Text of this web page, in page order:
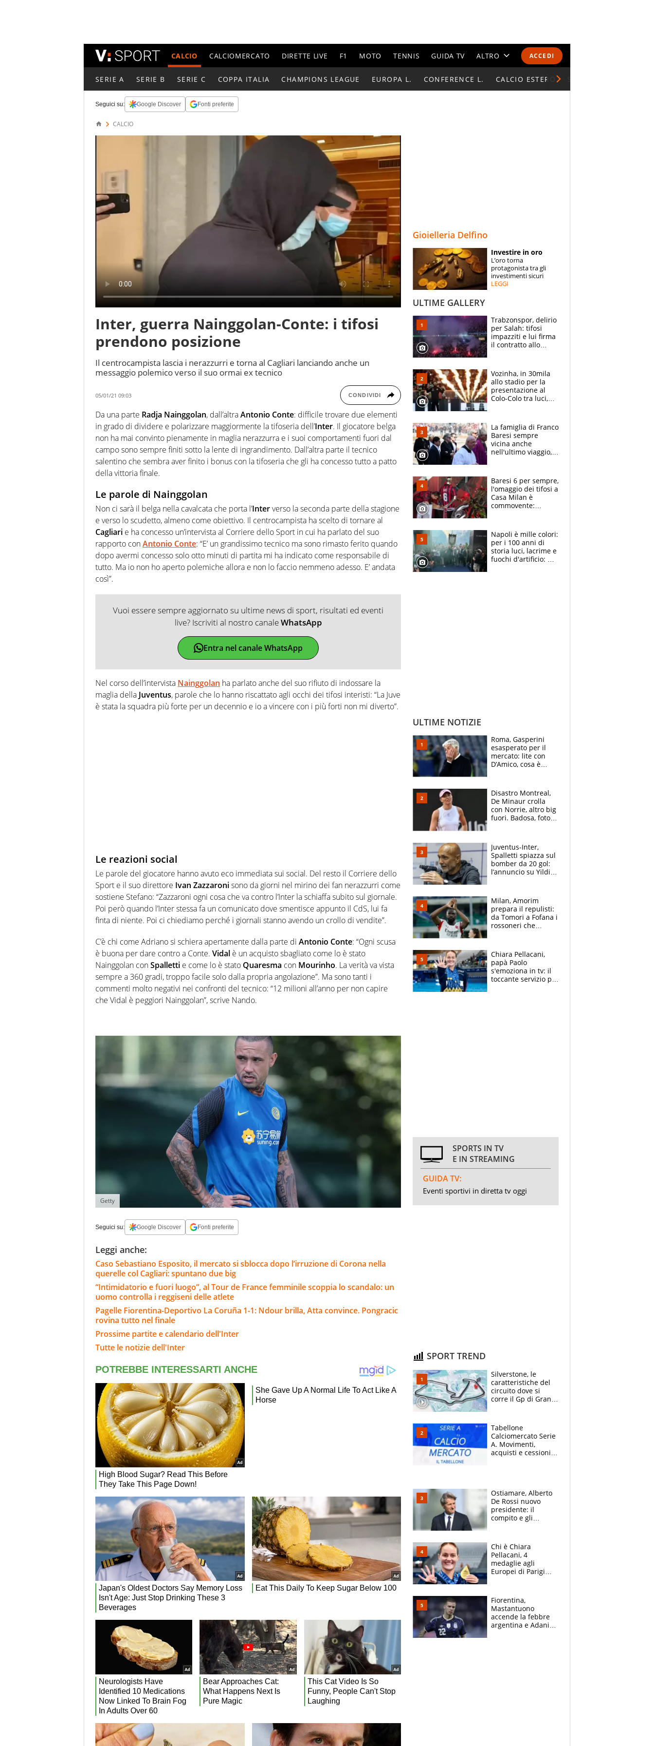
ACCEDI
CALCIO CALCIOMERCATO DIRETTE LIVE F1 MOTO TENNIS GUIDA TV ALTRO
CALENDARI E CLASSIFICHE
ESPERTI
CONTATTI
SERIE A SERIE B SERIE C COPPA ITALIA CHAMPIONS LEAGUE EUROPA L. CONFERENCE L. CALCIO ESTERO
Seguici su: Google Discover Fonti preferite
CALCIO
Inter, guerra Nainggolan-Conte: i tifosi
prendono posizione
Il centrocampista lascia i nerazzurri e torna al Cagliari lanciando anche un
messaggio polemico verso il suo ormai ex tecnico
05/01/21 09:03 CONDIVIDI
Da una parte Radja Nainggolan, dall’altraAntonio Conte: difficile trovare due elementi
in grado di dividere e polarizzare maggiormente la tifoseria dell’Inter. Il giocatore belga
non ha mai convinto pienamente in maglia nerazzurra e i suoi comportamenti fuori dal
campo sono sempre finiti sotto la lente di ingrandimento. Dall’altra parte il tecnico
salentino che sembra aver finito i bonus con la tifoseria che gli ha concesso tutto a patto
della vittoria finale.
Le parole di Nainggolan
Non ci sarà il belga nella cavalcata che porta l’Interverso la seconda parte della stagione
e verso lo scudetto, almeno come obiettivo. Il centrocampista ha scelto di tornare al
Cagliari e ha concesso un’intervista al Corriere dello Sport in cui ha parlato del suo
rapporto conAntonio Conte: “E’ un grandissimo tecnico ma sono rimasto ferito quando
dopo avermi concesso solo otto minuti di partita mi ha indicato come responsabile di
tutto. Ma io non ho aperto polemiche allora e non lo faccio nemmeno adesso. E’ andata
così”.
Vuoi essere sempre aggiornato su ultime news di sport, risultati ed eventi
live? Iscriviti al nostro canaleWhatsApp
Entra nel canale WhatsApp
Nel corso dell’intervista Nainggolan ha parlato anche del suo rifiuto di indossare la
maglia della Juventus, parole che lo hanno riscattato agli occhi dei tifosi interisti: “La Juve
è stata la squadra più forte per un decennio e io a vincere con i più forti non mi diverto”.
Le reazioni social
Le parole del giocatore hanno avuto eco immediata sui social. Del resto il Corriere dello
Sport e il suo direttore Ivan Zazzaronisono da giorni nel mirino dei fan nerazzurri come
sostiene Stefano: “Zazzaroni ogni cosa che va contro l’Inter la schiaffa subito sul giornale.
Poi però quando l’Inter stessa fa un comunicato dove smentisce appunto il CdS, lui fa
finta di niente. Poi ci chiediamo perché i giornali stanno avendo un crollo di vendite”.
C’è chi come Adriano si schiera apertamente dalla parte di Antonio Conte: “Ogni scusa
è buona per dare contro a Conte. Vidal è un acquisto sbagliato come lo è stato
Nainggolan conSpalletti e come lo è stato Quaresma con Mourinho. La verità va vista
sempre a 360 gradi, troppo facile solo dalla propria angolazione”. Ma sono tanti i
commenti molto negativi nei confronti del tecnico: “12 milioni all’anno per non capire
che Vidal è peggiori Nainggolan”, scrive Nando.
Getty
Seguici su: Google Discover Fonti preferite
Leggi anche:
Caso Sebastiano Esposito, il mercato si sblocca dopo l’irruzione di Corona nella
querelle col Cagliari: spuntano due big
“Intimidatorio e fuori luogo”, al Tour de France femminile scoppia lo scandalo: un
uomo controlla i reggiseni delle atlete
Pagelle Fiorentina-Deportivo La Coruña 1-1: Ndour brilla, Atta convince. Pongracic
rovina tutto nel finale
Prossime partite e calendario dell'Inter
Tutte le notizie dell'Inter
Gioielleria Delfino
Investire in oro
L’oro torna
protagonista tra gli
investimenti sicuri
LEGGI
ULTIME GALLERY
Trabzonspor, delirio
per Salah: tifosi
impazziti e lui firma
il contratto allo
Vozinha, in 30mila
allo stadio per la
presentazione al
Colo-Colo tra luci,
La famiglia di Franco
Baresi sempre
vicina anche
nell'ultimo viaggio,
circondati
dall'affetto dei tifosi
Baresi 6 per sempre,
l'omaggio dei tifosi a
Casa Milan è
commovente:
bigliettini
Napoli è mille colori:
per i 100 anni di
storia luci, lacrime e
fuochi d'artificio: De
ULTIME NOTIZIE
Roma, Gasperini
esasperato per il
mercato: lite con
D’Amico, cosa è
Disastro Montreal,
De Minaur crolla
con Norrie, altro big
fuori. Badosa, foto
Juventus-Inter,
Spalletti spiazza sul
bomber da 20 gol:
l’annuncio su Yildiz
Milan, Amorim
prepara il repulisti:
da Tomori a Fofana i
rossoneri che
Chiara Pellacani,
papà Paolo
s'emoziona in tv: il
toccante servizio per
SPORTS IN TV
E IN STREAMING
GUIDA TV:
Eventi sportivi in diretta tv oggi
SPORT TREND
Silverstone, le
caratteristiche del
circuito dove si
corre il Gp di Gran
Tabellone
Calciomercato Serie
A. Movimenti,
acquisti e cessioni:
Ostiamare, Alberto
De Rossi nuovo
presidente: il
compito e gli
Chi è Chiara
Pellacani, 4
medaglie agli
Europei di Parigi
giornalista, mamma
insegnante e il
fratello calciatore
Fiorentina,
Mastantuono
accende la febbre
argentina e Adani